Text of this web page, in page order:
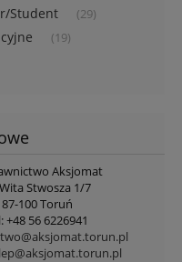
Student
(29)
(19)
Aksjomat
Stwosza 1/7
87-100 Toruń
+48 56 6226941